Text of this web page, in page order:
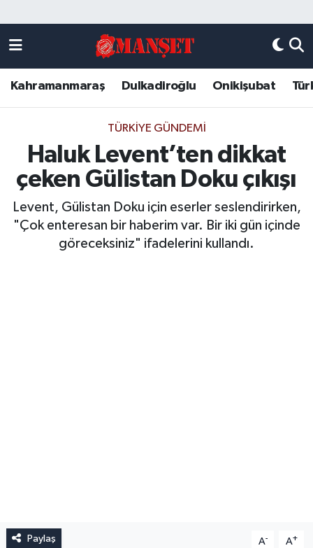
Kahramanmaraş Dulkadiroğlu Onikişubat
TÜRKIYE GÜNDEMI
Haluk Levent’ten dikkat
çeken Gülistan Doku çıkışı
Levent, Gülistan Doku için eserler seslendirirken,
"Çok enteresan bir haberim var. Bir iki gün içinde
göreceksiniz" ifadelerini kullandı.
Paylaş A- A+
DULKADİROĞLU
KAHRAMANMARAŞ
ONİKİŞUBAT
Künye
Kahramanmaraş Nöbetçi Eczaneler
Kahramanmaraş Hava Durumu
Kahramanmaraş Trafik Yoğunluk Haritası
Süper Lig Puan Durumu ve Fikstür
Son Dakika Haberleri